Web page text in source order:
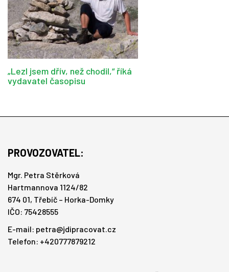
„Lezl jsem dřív, než chodil,“ říká
vydavatel časopisu
PROVOZOVATEL:
Mgr. Petra Stěrková
Hartmannova 1124/82
674 01, Třebíč – Horka-Domky
IČO: 75428555
E-mail: petra@jdipracovat.cz
Telefon: +420777879212